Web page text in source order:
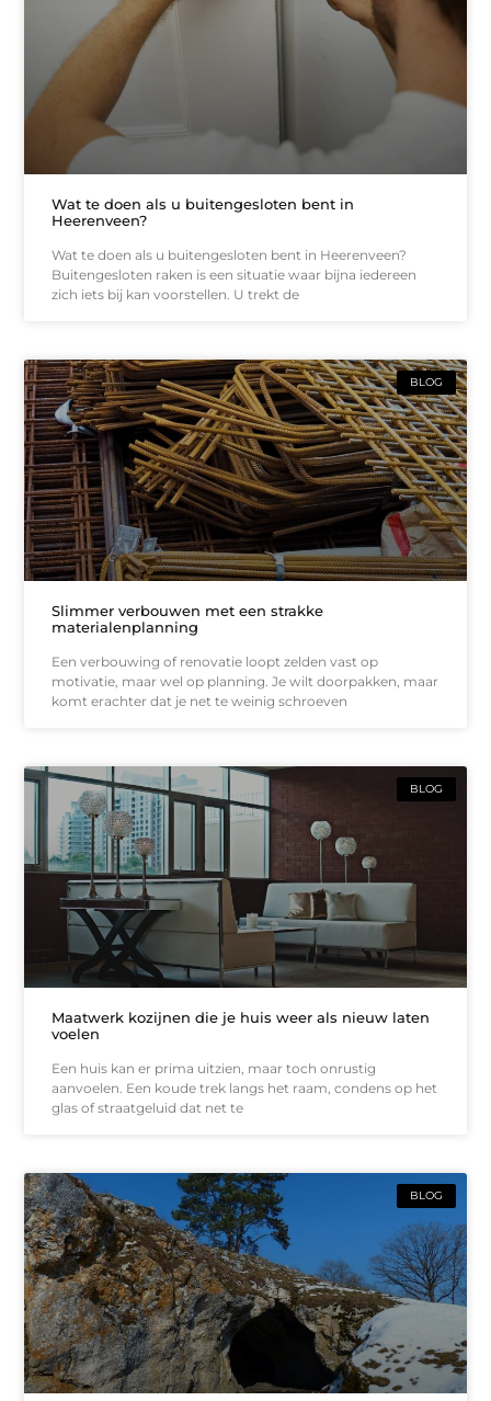
Wat te doen als u buitengesloten bent in
Heerenveen?
Wat te doen als u buitengesloten bent in Heerenveen?
Buitengesloten raken is een situatie waar bijna iedereen
zich iets bij kan voorstellen. U trekt de
BLOG
Slimmer verbouwen met een strakke
materialenplanning
Een verbouwing of renovatie loopt zelden vast op
motivatie, maar wel op planning. Je wilt doorpakken, maar
komt erachter dat je net te weinig schroeven
BLOG
Maatwerk kozijnen die je huis weer als nieuw laten
voelen
Een huis kan er prima uitzien, maar toch onrustig
aanvoelen. Een koude trek langs het raam, condens op het
glas of straatgeluid dat net te
BLOG